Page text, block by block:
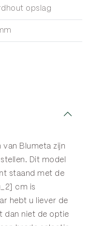
opslag
van Blumeta zijn
Dit model
staand met de
cm is
hebt u liever de
dan niet de optie